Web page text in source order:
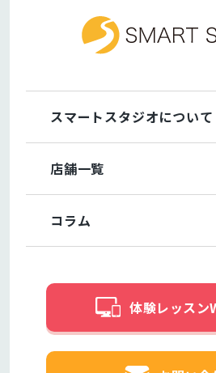
スマートスタジオについて
店舗一覧
コラム
体験レッスン